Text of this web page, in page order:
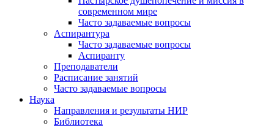
современном мире
Часто задаваемые вопросы
Аспирантура
Часто задаваемые вопросы
Аспиранту
Преподаватели
Расписание занятий
Часто задаваемые вопросы
Наука
Направления и результаты НИР
Библиотека